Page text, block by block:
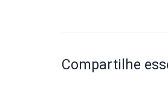
Compartilhe